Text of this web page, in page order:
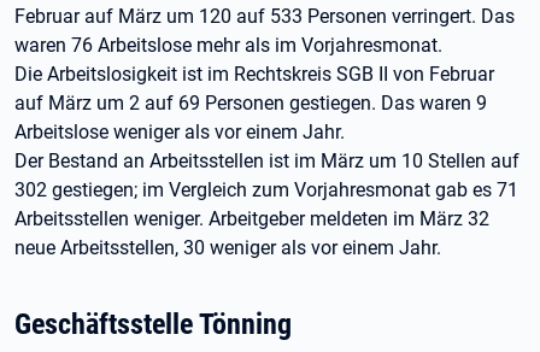
Februar auf März um 120 auf 533 Personen verringert. Das
waren 76 Arbeitslose mehr als im Vorjahresmonat.
Die Arbeitslosigkeit ist im Rechtskreis SGB II von Februar
auf März um 2 auf 69 Personen gestiegen. Das waren 9
Arbeitslose weniger als vor einem Jahr.
Der Bestand an Arbeitsstellen ist im März um 10 Stellen auf
302 gestiegen; im Vergleich zum Vorjahresmonat gab es 71
Arbeitsstellen weniger. Arbeitgeber meldeten im März 32
neue Arbeitsstellen, 30 weniger als vor einem Jahr.
Geschäftsstelle Tönning